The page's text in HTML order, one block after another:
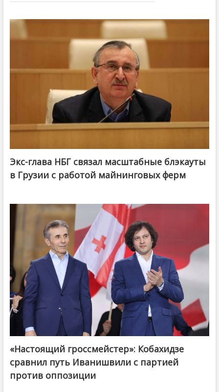
Экс-глава НБГ связал масштабные блэкауты
в Грузии с работой майнинговых ферм
@ქართული ოცნება / Georgian Dream
«Настоящий гроссмейстер»: Кобахидзе
сравнил путь Иванишвили с партией
против оппозиции